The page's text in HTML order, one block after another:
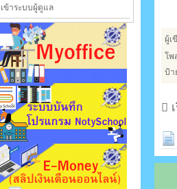
ผู้เ
โพ
ป้า
เข้าระบบผู้ดูแล